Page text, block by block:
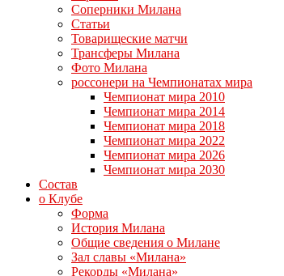
Соперники Милана
Статьи
Товарищеские матчи
Трансферы Милана
Фото Милана
россонери на Чемпионатах мира
Чемпионат мира 2010
Чемпионат мира 2014
Чемпионат мира 2018
Чемпионат мира 2022
Чемпионат мира 2026
Чемпионат мира 2030
Состав
о Клубе
Форма
История Милана
Общие сведения о Милане
Зал славы «Милана»
Рекорды «Милана»